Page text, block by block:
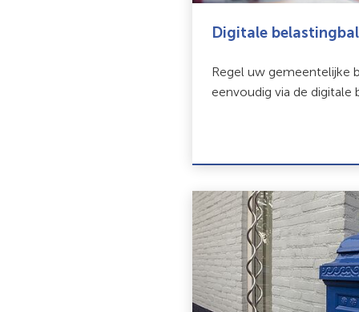
Digitale
Regel uw gemeentelijke
eenvoudig via de digitale